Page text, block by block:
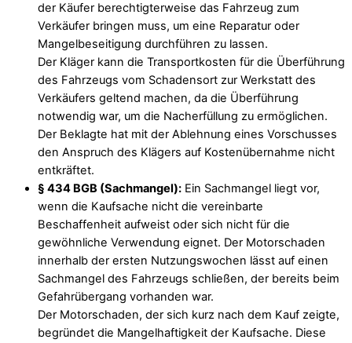
der Käufer berechtigterweise das Fahrzeug zum
Verkäufer bringen muss, um eine Reparatur oder
Mangelbeseitigung durchführen zu lassen.
Der Kläger kann die Transportkosten für die Überführung
des Fahrzeugs vom Schadensort zur Werkstatt des
Verkäufers geltend machen, da die Überführung
notwendig war, um die Nacherfüllung zu ermöglichen.
Der Beklagte hat mit der Ablehnung eines Vorschusses
den Anspruch des Klägers auf Kostenübernahme nicht
entkräftet.
§ 434 BGB (Sachmangel): Ein Sachmangel liegt vor,
wenn die Kaufsache nicht die vereinbarte
Beschaffenheit aufweist oder sich nicht für die
gewöhnliche Verwendung eignet. Der Motorschaden
innerhalb der ersten Nutzungswochen lässt auf einen
Sachmangel des Fahrzeugs schließen, der bereits beim
Gefahrübergang vorhanden war.
Der Motorschaden, der sich kurz nach dem Kauf zeigte,
begründet die Mangelhaftigkeit der Kaufsache. Diese